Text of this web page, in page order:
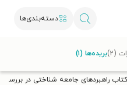
دسته‌بندی‌ها
دریافت کن.
کتاب راهبردهای جامعه شناختی در بررسی
(۲) بریده‌ها (۱)